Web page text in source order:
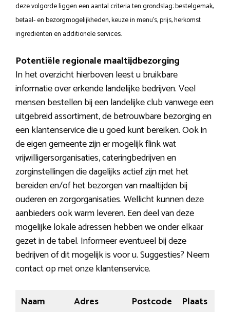
deze volgorde liggen een aantal criteria ten grondslag: bestelgemak,
betaal- en bezorgmogelijkheden, keuze in menu’s, prijs, herkomst
ingrediënten en additionele services.
Potentiële regionale maaltijdbezorging
In het overzicht hierboven leest u bruikbare
informatie over erkende landelijke bedrijven. Veel
mensen bestellen bij een landelijke club vanwege een
uitgebreid assortiment, de betrouwbare bezorging en
een klantenservice die u goed kunt bereiken. Ook in
de eigen gemeente zijn er mogelijk flink wat
vrijwilligersorganisaties, cateringbedrijven en
zorginstellingen die dagelijks actief zijn met het
bereiden en/of het bezorgen van maaltijden bij
ouderen en zorgorganisaties. Wellicht kunnen deze
aanbieders ook warm leveren. Een deel van deze
mogelijke lokale adressen hebben we onder elkaar
gezet in de tabel. Informeer eventueel bij deze
bedrijven of dit mogelijk is voor u. Suggesties? Neem
contact op met onze klantenservice.
Naam Adres Postcode
Plaats